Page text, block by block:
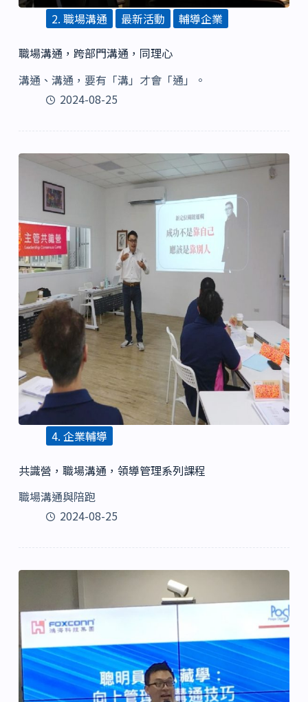
2. 職場溝通 最新活動 輔導企業
職場溝通，跨部門溝通，同理心
溝通、溝通，要有「溝」才會「通」。
2024-08-25
4. 企業輔導
共識營，職場溝通，領導管理系列課程
職場溝通與陪跑
2024-08-25